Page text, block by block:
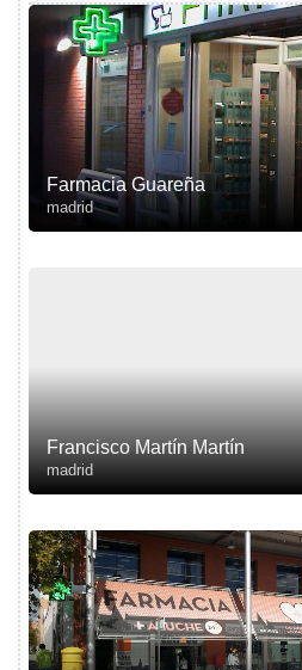
Farmacia Guareña
madrid
Francisco Martín Martín
madrid